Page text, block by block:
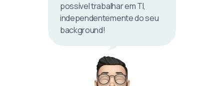
possível trabalhar em TI,
independentemente do seu
background!